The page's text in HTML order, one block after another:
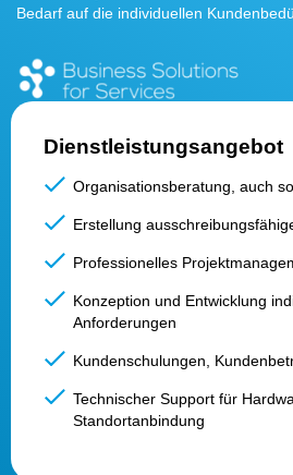
Bedarf auf die individuellen
Dienstleistungsangebot
Organisationsberatung, auch
Erstellung
Professionelles
Konzeption und Entwicklung
Anforderungen
Kundenschulungen,
Technischer Support für
Standortanbindung